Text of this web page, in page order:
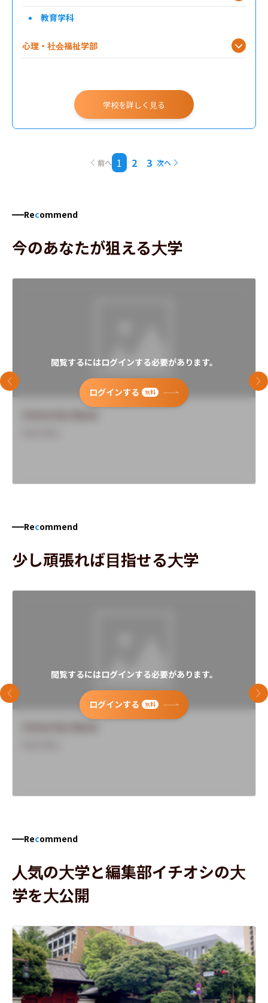
教育学科
心理・社会福祉学部
学校を詳しく見る
前へ 1 2 3 次へ
Recommend
今のあなたが狙える大学
閲覧するにはログインする必要があります。
ログインする 無料
前のスライド 次
Recommend
少し頑張れば目指せる大学
閲覧するにはログインする必要があります。
ログインする 無料
前のスライド 次
Recommend
人気の大学と編集部イチオシの大
学を大公開